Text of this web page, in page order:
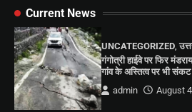
Current News
UNCATEGORIZED,
गंगोत्री हाईवे पर फिर
गांव के अस्तित्व पर भी संकट
admin
August